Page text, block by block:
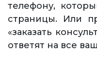
телефону,
страницы. Или
«заказать
ответят на все